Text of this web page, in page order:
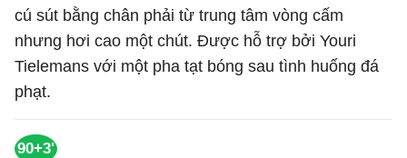
cú sút bằng chân phải từ trung tâm vòng cấm
nhưng hơi cao một chút. Được hỗ trợ bởi Youri
Tielemans với một pha tạt bóng sau tình huống đá
phạt.
90+3'